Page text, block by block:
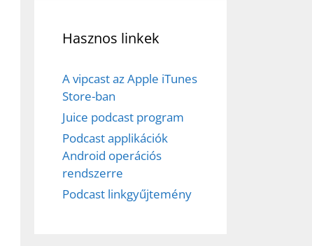
Hasznos linkek
A vipcast az Apple iTunes
Store-ban
Juice podcast program
Podcast applikációk
Android operációs
rendszerre
Podcast linkgyűjtemény